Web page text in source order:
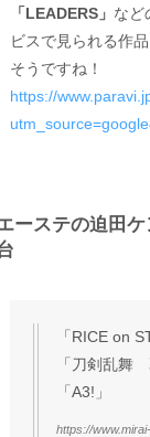
「LEADERS」 など
ビスで見られる作
そうですね！
https://
ーステの迫田
「RICE on
「刀剣乱舞
「A3!」
https://